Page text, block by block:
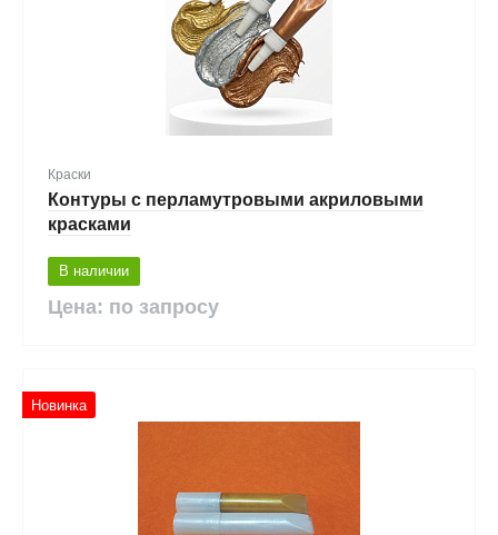
Краски
Контуры с перламутровыми акриловыми
красками
В наличии
Цена: по запросу
Новинка